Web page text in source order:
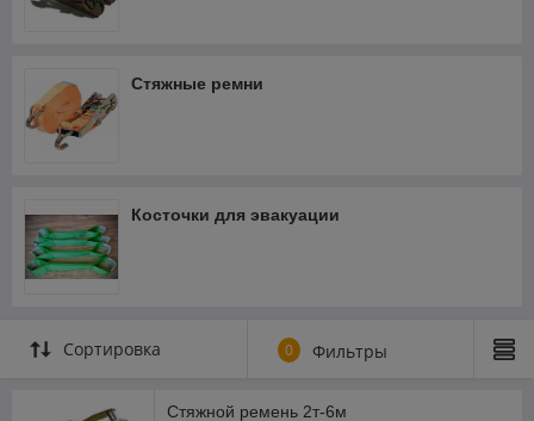
фиксации грузов различной длины и типа, включая стяжные
Стяжной ремень для груза особенности
Стяжные ремни представляют собой прочные, несущие
нагрузку стропы, используемые для надёжной фиксации
различной длины и ширины в зависимости от требований.
Стяжные ремни для крепления
разновидности
средства крепления грузов при транспортировке —
обеспечивая прочную и надёжную фиксацию.
Стяжные ремни
Косточки для эвакуации
Сортировка 0 Фильтры
Стяжной ремень 2т-6м